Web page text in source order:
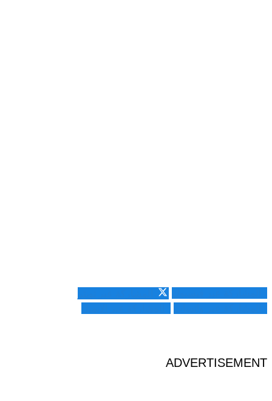
ADVERTISEMENT